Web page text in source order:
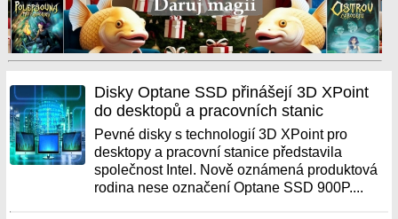
Disky Optane SSD přinášejí 3D XPoint
do desktopů a pracovních stanic
Pevné disky s technologií 3D XPoint pro
desktopy a pracovní stanice představila
společnost Intel. Nově oznámená produktová
rodina nese označení Optane SSD 900P....